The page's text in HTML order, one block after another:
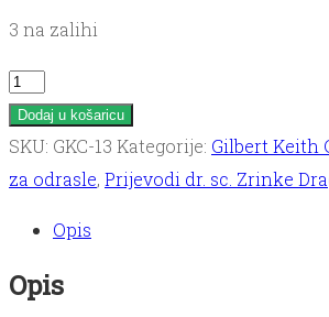
3 na zalihi
Gilbert
Keith
Chesterton:
HERETICI
Dodaj u košaricu
SKU: GKC-13 Kategorije: Gilbert Keith
za odrasle, Prijevodi dr. sc. Zrinke
Opis
Opis